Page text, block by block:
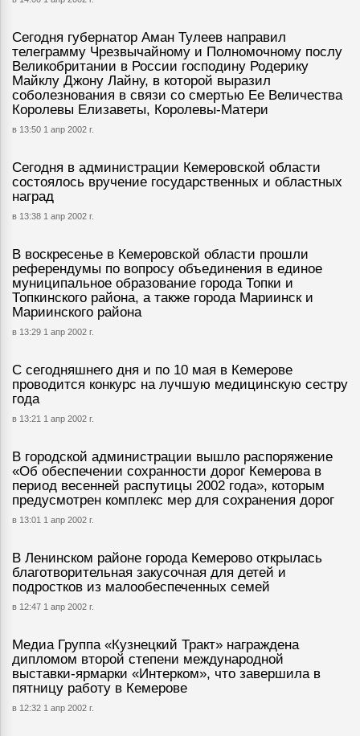
Сегодня губернатор Аман Тулеев направил
телеграмму Чрезвычайному и Полномочному послу
Великобритании в России господину Родерику
Майклу Джону Лайну, в которой выразил
соболезнования в связи со смертью Ее Величества
Королевы Елизаветы, Королевы-Матери
в 13:50 1 апр 2002 г.
Сегодня в администрации Кемеровской области
состоялось вручение государственных и областных
наград
в 13:38 1 апр 2002 г.
В воскресенье в Кемеровской области прошли
референдумы по вопросу объединения в единое
муниципальное образование города Топки и
Топкинского района, а также города Мариинск и
Мариинского района
в 13:29 1 апр 2002 г.
С сегодняшнего дня и по 10 мая в Кемерове
проводится конкурс на лучшую медицинскую сестру
года
в 13:21 1 апр 2002 г.
В городской администрации вышло распоряжение
«Об обеспечении сохранности дорог Кемерова в
период весенней распутицы 2002 года», которым
предусмотрен комплекс мер для сохранения дорог
в 13:01 1 апр 2002 г.
В Ленинском районе города Кемерово открылась
благотворительная закусочная для детей и
подростков из малообеспеченных семей
в 12:47 1 апр 2002 г.
Медиа Группа «Кузнецкий Тракт» награждена
дипломом второй степени международной
выставки-ярмарки «Интерком», что завершила в
пятницу работу в Кемерове
в 12:32 1 апр 2002 г.